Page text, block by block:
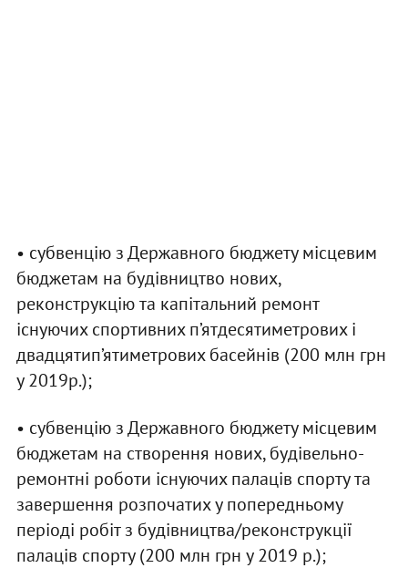
• субвенцію з Державного бюджету місцевим
бюджетам на будівництво нових,
реконструкцію та капітальний ремонт
існуючих спортивних п’ятдесятиметрових і
двадцятип’ятиметрових басейнів (200 млн грн
у 2019р.);
• субвенцію з Державного бюджету місцевим
бюджетам на створення нових, будівельно-
ремонтні роботи існуючих палаців спорту та
завершення розпочатих у попередньому
періоді робіт з будівництва/реконструкції
палаців спорту (200 млн грн у 2019 р.);